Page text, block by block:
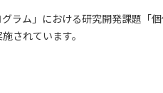
ラム」における研究開発課題「
されています。